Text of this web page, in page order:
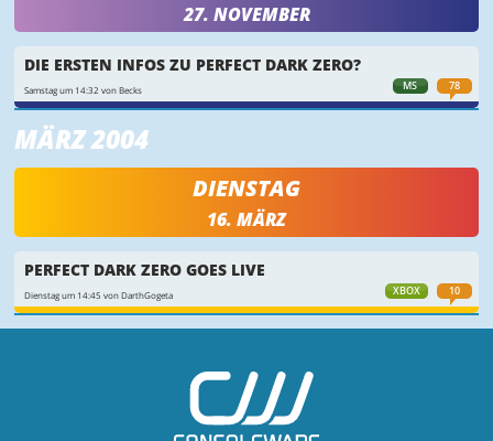
27. NOVEMBER
MS 78
DIE ERSTEN INFOS ZU PERFECT DARK ZERO?
Samstag um 14:32 von Becks
MÄRZ 2004
DIENSTAG
16. MÄRZ
XBOX 10
PERFECT DARK ZERO GOES LIVE
Dienstag um 14:45 von DarthGogeta